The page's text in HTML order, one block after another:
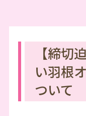
【締切
い羽根
ついて